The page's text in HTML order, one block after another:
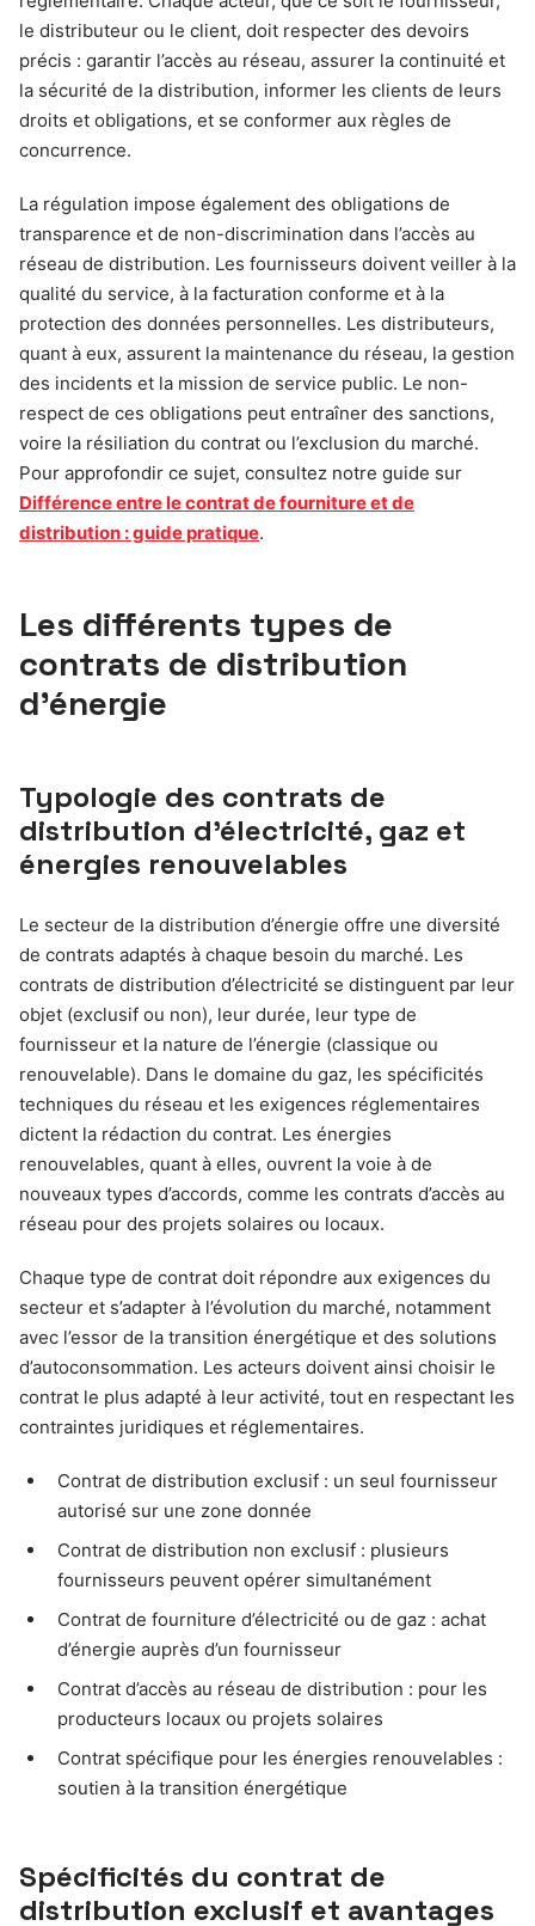
le distributeur ou le client, doit respecter des devoirs
précis : garantir l’accès au réseau, assurer la continuité et
la sécurité de la distribution, informer les clients de leurs
droits et obligations, et se conformer aux règles de
concurrence.
La régulation impose également des obligations de
transparence et de non-discrimination dans l’accès au
réseau de distribution. Les fournisseurs doivent veiller à la
qualité du service, à la facturation conforme et à la
protection des données personnelles. Les distributeurs,
quant à eux, assurent la maintenance du réseau, la gestion
des incidents et la mission de service public. Le non-
respect de ces obligations peut entraîner des sanctions,
voire la résiliation du contrat ou l’exclusion du marché.
Pour approfondir ce sujet, consultez notre guide sur
Différence entre le contrat de fourniture et de
distribution : guide pratique.
Les différents types de
contrats de distribution
d’énergie
Typologie des contrats de
distribution d’électricité, gaz et
énergies renouvelables
Le secteur de la distribution d’énergie offre une diversité
de contrats adaptés à chaque besoin du marché. Les
contrats de distribution d’électricité se distinguent par leur
objet (exclusif ou non), leur durée, leur type de
fournisseur et la nature de l’énergie (classique ou
renouvelable). Dans le domaine du gaz, les spécificités
techniques du réseau et les exigences réglementaires
dictent la rédaction du contrat. Les énergies
renouvelables, quant à elles, ouvrent la voie à de
nouveaux types d’accords, comme les contrats d’accès au
réseau pour des projets solaires ou locaux.
Chaque type de contrat doit répondre aux exigences du
secteur et s’adapter à l’évolution du marché, notamment
avec l’essor de la transition énergétique et des solutions
d’autoconsommation. Les acteurs doivent ainsi choisir le
contrat le plus adapté à leur activité, tout en respectant les
contraintes juridiques et réglementaires.
Contrat de distribution exclusif : un seul fournisseur
autorisé sur une zone donnée
Contrat de distribution non exclusif : plusieurs
fournisseurs peuvent opérer simultanément
Contrat de fourniture d’électricité ou de gaz : achat
d’énergie auprès d’un fournisseur
Contrat d’accès au réseau de distribution : pour les
producteurs locaux ou projets solaires
Contrat spécifique pour les énergies renouvelables :
soutien à la transition énergétique
Spécificités du contrat de
distribution exclusif et avantages